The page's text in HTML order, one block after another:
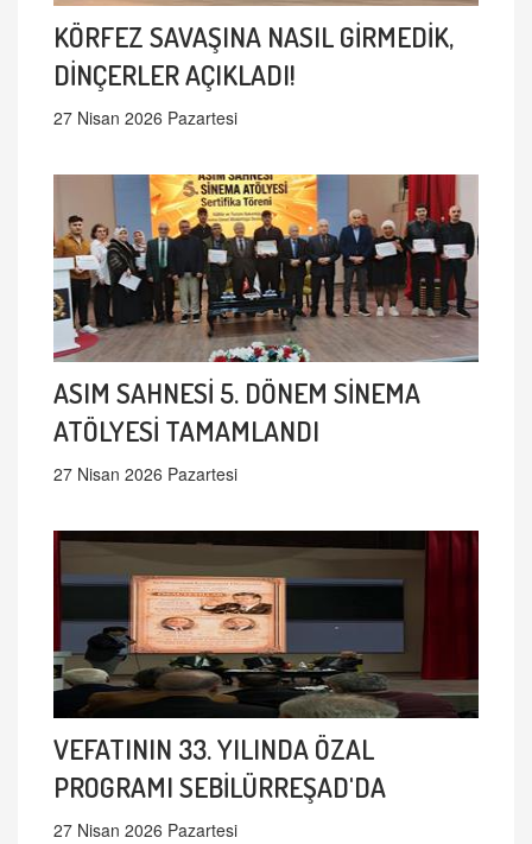
KÖRFEZ SAVAŞINA NASIL GİRMEDİK,
DİNÇERLER AÇIKLADI!
27 Nisan 2026 Pazartesi
ASIM SAHNESİ 5. DÖNEM SİNEMA
ATÖLYESİ TAMAMLANDI
27 Nisan 2026 Pazartesi
VEFATININ 33. YILINDA ÖZAL
PROGRAMI SEBİLÜRREŞAD'DA
27 Nisan 2026 Pazartesi